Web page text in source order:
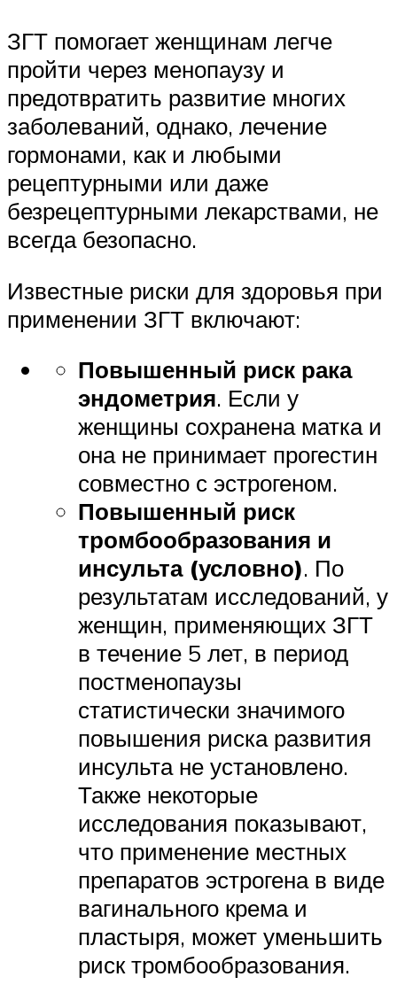
ЗГТ помогает женщинам легче
пройти через менопаузу и
предотвратить развитие многих
заболеваний, однако, лечение
гормонами, как и любыми
рецептурными или даже
безрецептурными лекарствами, не
всегда безопасно.
Известные риски для здоровья при
применении ЗГТ включают:
Повышенный риск рака
эндометрия. Если у
женщины сохранена матка и
она не принимает прогестин
совместно с эстрогеном.
Повышенный риск
тромбообразования и
инсульта (условно). По
результатам исследований, у
женщин, применяющих ЗГТ
в течение 5 лет, в период
постменопаузы
статистически значимого
повышения риска развития
инсульта не установлено.
Также некоторые
исследования показывают,
что применение местных
препаратов эстрогена в виде
вагинального крема и
пластыря, может уменьшить
риск тромбообразования.